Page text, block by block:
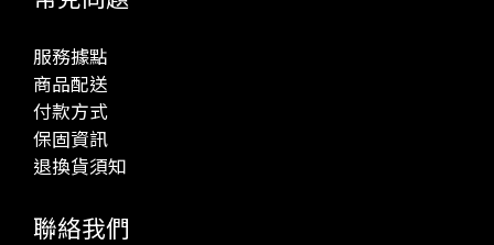
服務據點
商品配送
付款方式
保固資訊
退換貨須知
聯絡我們